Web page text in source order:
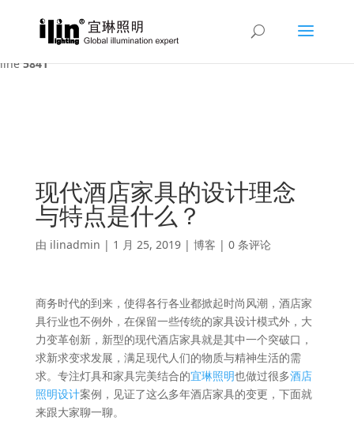
Warning : A non-numeric value encountered in
/var/www/html/ilin/wp-content/themes/Divi/functions.php
line5841
现代酒店家具的设计理念
与特点是什么？
由 ilinadmin | 1 月 25, 2019| 博客 | 0 条评论
商务时代的到来，使得各行各业都掀起时尚风潮，酒店家
具行业也不例外，在保留一些传统的家具设计模式外，大
力变革创新，新型的现代酒店家具就是其中一个突破口，
求新求变求发展，满足现代人们的物质与精神生活的需
求。专注灯具和家具完美结合的宜琳照明也做过很多酒店
照明设计案例，见证了这么多年酒店家具的变更，下面就
来跟大家聊一聊。